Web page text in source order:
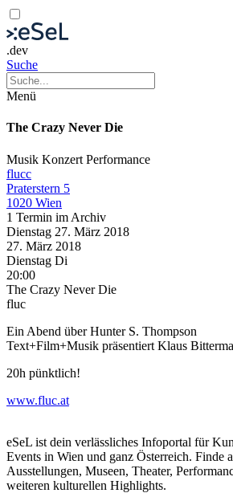
.dev
Suche
Menü
The Crazy Never Die
Musik Konzert Performance
flucc
Praterstern 5
1020 Wien
1 Termin im Archiv
Dienstag 27. März 2018
27. März 2018
Dienstag Di
20:00
The Crazy Never Die
fluc
Ein Abend über Hunter S. Thompson
Text+Film+Musik präsentiert Klaus
20h pünktlich!
www.fluc.at
eSeL ist dein verlässliches Infoportal für
Events in Wien und ganz Österreich. Finde
Ausstellungen, Museen, Theater,
weiteren kulturellen Highlights.